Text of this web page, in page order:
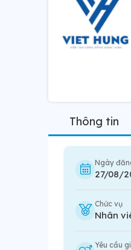
Thông tin
Ngày
27/08/
Chức vụ
Nhân
Yêu cầu